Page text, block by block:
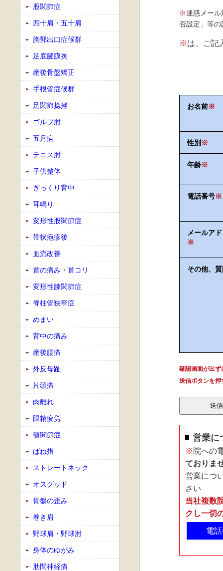
※迷惑メール
否設定」等
※は、ご記
お名前※
性別 ※
年齢※
電話番号※
メールア
※
その他、
確認画面が出ず
送信ボタンを押
営業に
※ 院への
ておりま
営業につ
さい
当社複数
クし一切
電
股関節症
四十肩・五十肩
胸郭出口症候群
足底腱膜炎
産後骨盤矯正
手根管症候群
足関節捻挫
ゴルフ肘
五月病
テニス肘
子供整体
ぎっくり背中
耳鳴り
変形性股関節症
帯状疱疹後
血流改善
首の痛み・首コリ
変形性膝関節症
脊柱管狭窄症
めまい
背中の痛み
産後腰痛
外反母趾
片頭痛
肉離れ
眼精疲労
顎関節症
ばね指
ストレートネック
オスグッド
骨盤の歪み
巻き肩
野球肩・野球肘
身体のゆがみ
肋間神経痛